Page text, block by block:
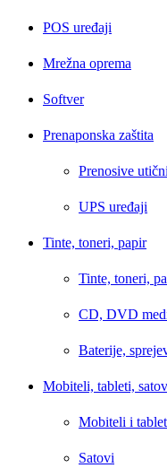
POS uređaji
Mrežna oprema
Softver
Prenaponska zaštita
Prenosive
UPS uređaji
Tinte, toneri, papir
Tinte, toneri,
CD, DVD
Baterije,
Mobiteli, tableti,
Mobiteli i
Satovi